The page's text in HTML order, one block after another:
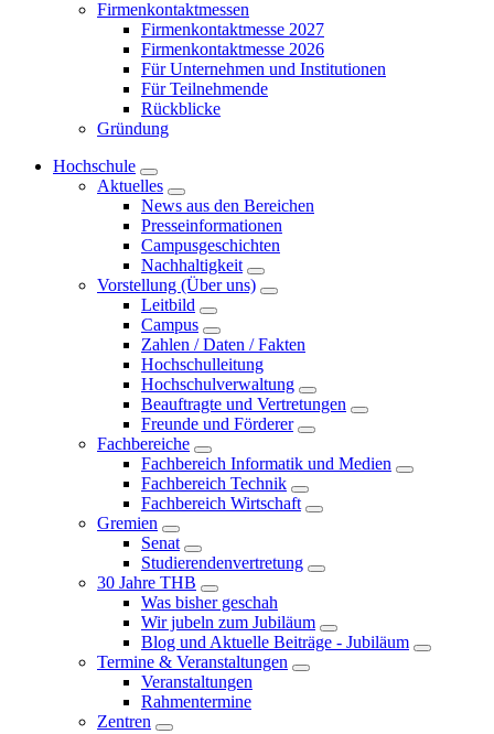
Firmenkontaktmessen
Firmenkontaktmesse 2027
Firmenkontaktmesse 2026
Für Unternehmen und Institutionen
Für Teilnehmende
Rückblicke
Gründung
Hochschule
Aktuelles
News aus den Bereichen
Presseinformationen
Campusgeschichten
Nachhaltigkeit
Vorstellung (Über uns)
Leitbild
Campus
Zahlen / Daten / Fakten
Hochschulleitung
Hochschulverwaltung
Beauftragte und Vertretungen
Freunde und Förderer
Fachbereiche
Fachbereich Informatik und Medien
Fachbereich Technik
Fachbereich Wirtschaft
Gremien
Senat
Studierendenvertretung
30 Jahre THB
Was bisher geschah
Wir jubeln zum Jubiläum
Blog und Aktuelle Beiträge - Jubiläum
Termine & Veranstaltungen
Veranstaltungen
Rahmentermine
Zentren